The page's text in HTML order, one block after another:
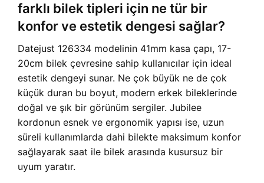
farklı bilek tipleri için ne tür bir
konfor ve estetik dengesi sağlar?
Datejust 126334 modelinin 41mm kasa çapı, 17-
20cm bilek çevresine sahip kullanıcılar için ideal
estetik dengeyi sunar. Ne çok büyük ne de çok
küçük duran bu boyut, modern erkek bileklerinde
doğal ve şık bir görünüm sergiler. Jubilee
kordonun esnek ve ergonomik yapısı ise, uzun
süreli kullanımlarda dahi bilekte maksimum konfor
sağlayarak saat ile bilek arasında kusursuz bir
uyum yaratır.